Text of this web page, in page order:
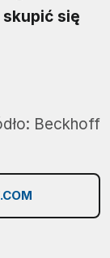
się
Beckhoff